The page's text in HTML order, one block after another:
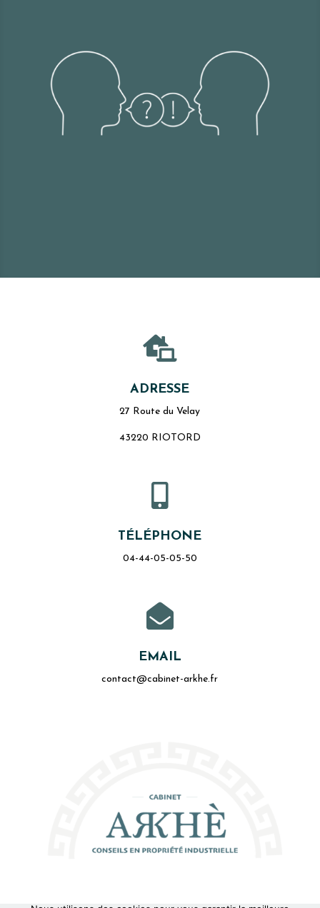

ADRESSE
27 Route du Velay
43220 RIOTORD

TÉLÉPHONE
04-44-05-05-50

EMAIL
contact@cabinet-arkhe.fr